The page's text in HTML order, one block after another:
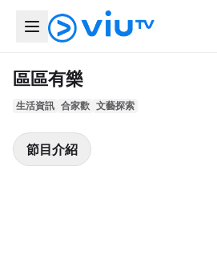
區區有樂
生活資訊 合家歡 文藝探索
節目介紹